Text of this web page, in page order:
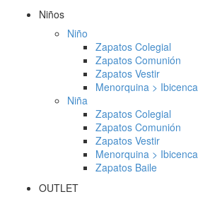
Niños
Niño
Zapatos Colegial
Zapatos Comunión
Zapatos Vestir
Menorquina > Ibicenca
Niña
Zapatos Colegial
Zapatos Comunión
Zapatos Vestir
Menorquina > Ibicenca
Zapatos Baile
OUTLET